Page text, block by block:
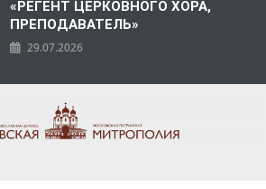
«РЕГЕНТ ЦЕРКОВНОГО ХОРА,
ПРЕПОДАВАТЕЛЬ»
29.07.2026